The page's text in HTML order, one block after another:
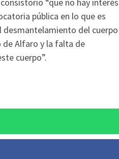
pública en lo que es
del cuerpo
de Alfaro y la falta de
cuerpo”.